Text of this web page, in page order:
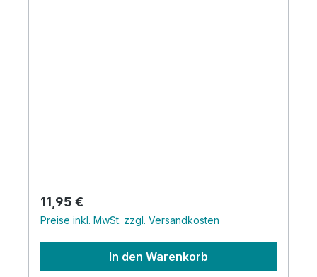
Regulärer Preis:
11,95 €
Preise inkl. MwSt. zzgl. Versandkosten
In den Warenkorb